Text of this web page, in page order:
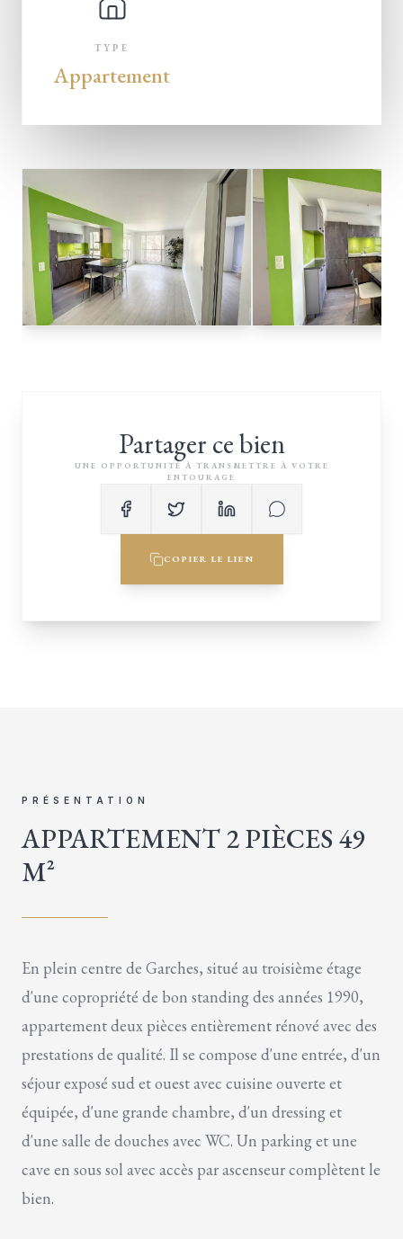
TYPE
Appartement
Partager ce bien
UNE OPPORTUNITÉ À TRANSMETTRE À VOTRE
ENTOURAGE
COPIER LE LIEN
PRÉSENTATION
APPARTEMENT 2 PIÈCES 49
M²
En plein centre de Garches, situé au troisième étage
d'une copropriété de bon standing des années 1990,
appartement deux pièces entièrement rénové avec des
prestations de qualité. Il se compose d'une entrée, d'un
séjour exposé sud et ouest avec cuisine ouverte et
équipée, d'une grande chambre, d'un dressing et
d'une salle de douches avec WC. Un parking et une
cave en sous sol avec accès par ascenseur complètent le
bien.